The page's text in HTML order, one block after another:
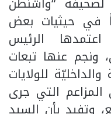
في حيثيات بعض
اعتمدها الرئيس
ونجم عنها تبعات
للولايات
المزاعم التي جرى
وتفيد بأن السيد